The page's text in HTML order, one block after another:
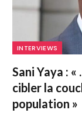
INTERVIEWS
Sani Yaya :
cibler la
population »